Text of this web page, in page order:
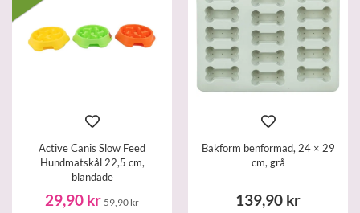
Active Canis Slow Feed
Hundmatskål 22,5 cm,
blandade
29,90 kr 59,90 kr
Bakform benformad, 24 × 29
cm, grå
139,90 kr